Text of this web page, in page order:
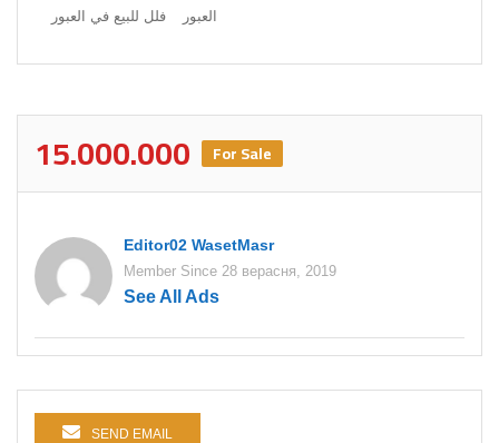
العبور
فلل للبيع في العبور
15.000.000 For Sale
Editor02 WasetMasr
Member Since 28 верасня, 2019
See All Ads
SEND EMAIL